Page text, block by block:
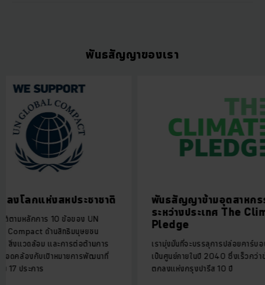
พันธสัญญาของเรา
ห่งสหประชาชาติ
าร 10 ข้อของ UN
ด้านสิทธิมนุษยชน
ม และการต่อต้านการ
เป้าหมายการพัฒนาที่
ร
พันธสัญญาข้ามอุตสาหกรรม
ระหว่างประเทศ The Climate
Pledge
เรามุ่งมั่นที่จะบรรลุการปล่อยคาร์บอนสุทธิ
เป็นศูนย์ภายในปี 2040 ซึ่งเร็วกว่าข้อ
ตกลงแห่งกรุงปารีส 10 ปี